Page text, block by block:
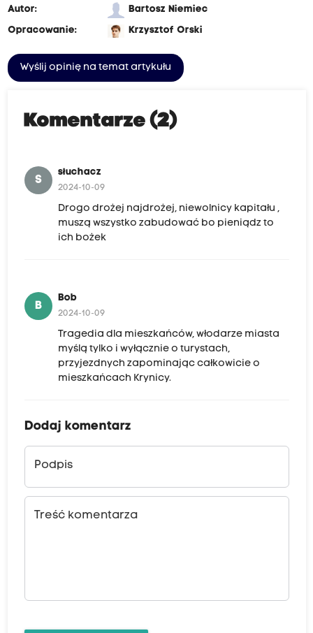
Autor:
Bartosz Niemiec
Opracowanie:
Krzysztof Orski
Wyślij opinię na temat artykułu
Komentarze (2)
S
słuchacz
2024-10-09
Drogo drożej najdrożej, niewolnicy kapitału ,
muszą wszystko zabudować bo pieniądz to
ich bożek
B
Bob
2024-10-09
Tragedia dla mieszkańców, włodarze miasta
myślą tylko i wyłącznie o turystach,
przyjezdnych zapominając całkowicie o
mieszkańcach Krynicy.
Dodaj komentarz
Podpis
Treść komentarza